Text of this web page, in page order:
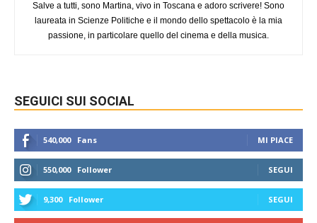
Salve a tutti, sono Martina, vivo in Toscana e adoro scrivere! Sono
laureata in Scienze Politiche e il mondo dello spettacolo è la mia
passione, in particolare quello del cinema e della musica.
SEGUICI SUI SOCIAL
540,000 Fans MI PIACE
550,000 Follower SEGUI
9,300 Follower SEGUI